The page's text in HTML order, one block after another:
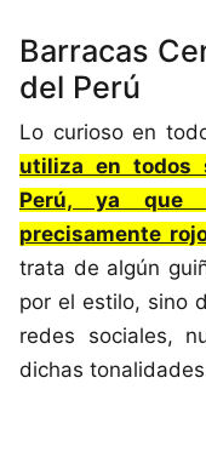
Barracas
del Perú
Lo curioso en
utiliza en todos
Perú, ya que
precisamente
trata de algún
por el estilo, sino
redes sociales,
dichas